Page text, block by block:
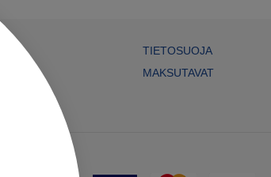
TIETOSUOJA
MAKSUTAVAT